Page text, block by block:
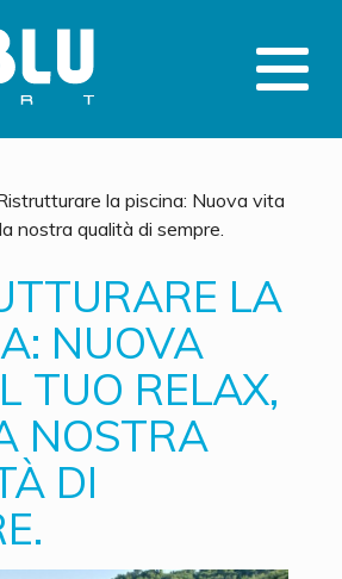
la piscina: Nuova vita
nostra qualità di sempre.
LA
NUOVA
TUO RELAX,
NOSTRA
DI